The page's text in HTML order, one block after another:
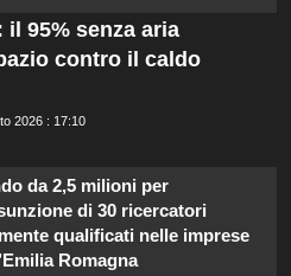
95% senza aria
contro il caldo
2026 : 17:10
da 2,5 milioni per
di 30 ricercatori
qualificati nelle imprese
Romagna